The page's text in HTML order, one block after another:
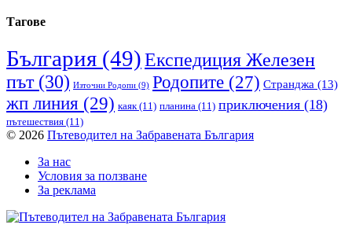
Тагове
България (49)Експедиция Железен
път(30) Източни Родопи (9) Родопите (27) Странджа (13)
жп линия (29) каяк(11) планина (11) приключения (18)
пътешествия (11)
© 2026 Пътеводител на Забравената България
За нас
Условия за ползване
За реклама